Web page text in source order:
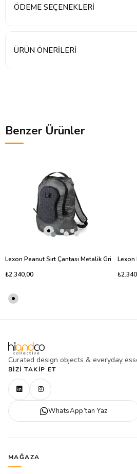
ÖDEME SEÇENEKLERI
ÜRÜN ÖNERILERI
Benzer Ürünler
Lexon Peanut Sırt Çantası Metalik Gri
₺2.340,00
Lexon
Curated design objects & everyday
BIZI TAKIP ET
WhatsApp’tan Yaz
MAĞAZA